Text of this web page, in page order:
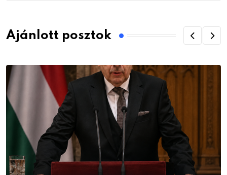
Ajánlott posztok